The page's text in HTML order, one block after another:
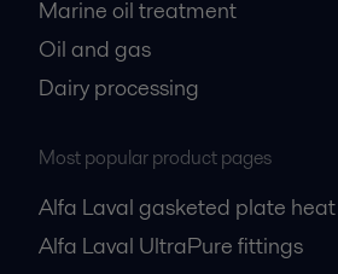
Marine oil treatment
Oil and gas
Dairy processing
Most popular product pages
Alfa Laval gasketed plate
Alfa Laval UltraPure fittings